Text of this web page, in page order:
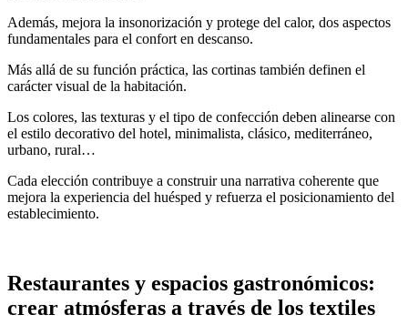
Además, mejora la insonorización y protege del calor, dos aspectos
fundamentales para el confort en descanso.
Más allá de su función práctica, las cortinas también definen el
carácter visual de la habitación.
Los colores, las texturas y el tipo de confección deben alinearse con
el estilo decorativo del hotel, minimalista, clásico, mediterráneo,
urbano, rural…
Cada elección contribuye a construir una narrativa coherente que
mejora la experiencia del huésped y refuerza el posicionamiento del
establecimiento.
Restaurantes y espacios gastronómicos:
crear atmósferas a través de los textiles